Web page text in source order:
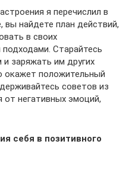
я перечислил в
найдете план действий,
в своих
Старайтесь
заряжать им других
окажет положительный
советов из
негативных эмоций,
себя в позитивного